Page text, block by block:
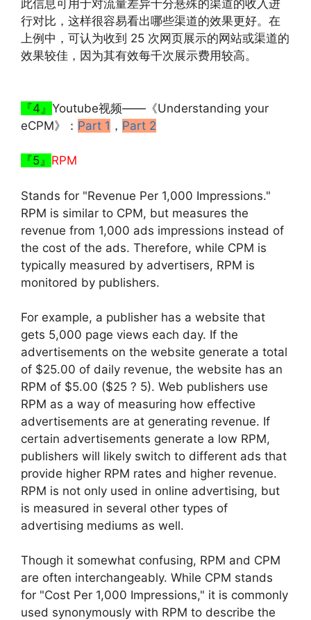
此信息可用于对流量差异十分悬殊的渠道的收入进
行对比，这样很容易看出哪些渠道的效果更好。在
上例中，可认为收到 25 次网页展示的网站或渠道的
效果较佳，因为其有效每千次展示费用较高。
『4』 Youtube视频——《Understanding your
eCPM》： Part 1 ， Part 2
『5』 RPM
Stands for "Revenue Per 1,000 Impressions."
RPM is similar to CPM, but measures the
revenue from 1,000 ads impressions instead of
the cost of the ads. Therefore, while CPM is
typically measured by advertisers, RPM is
monitored by publishers.
For example, a publisher has a website that
gets 5,000 page views each day. If the
advertisements on the website generate a total
of $25.00 of daily revenue, the website has an
RPM of $5.00 ($25 ? 5). Web publishers use
RPM as a way of measuring how effective
advertisements are at generating revenue. If
certain advertisements generate a low RPM,
publishers will likely switch to different ads that
provide higher RPM rates and higher revenue.
RPM is not only used in online advertising, but
is measured in several other types of
advertising mediums as well.
Though it somewhat confusing, RPM and CPM
are often interchangeably. While CPM stands
for "Cost Per 1,000 Impressions," it is commonly
used synonymously with RPM to describe the